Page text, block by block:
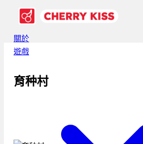
關於
遊戲
育种村